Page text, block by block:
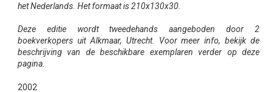
het Nederlands. Het formaat is 210x130x30.
Deze editie wordt tweedehands aangeboden door 2
boekverkopers uit Alkmaar, Utrecht. Voor meer info, bekijk de
beschrijving van de beschikbare exemplaren verder op deze
pagina.
2002